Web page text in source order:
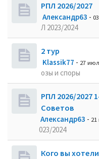
РПЛ 2026/2027
Александр63 -
Л 2023/2024
2 тур
Klassik77 - 27
озы и споры
РПЛ 2026/2027
Советов
Александр63 -
023/2024
Кого вы